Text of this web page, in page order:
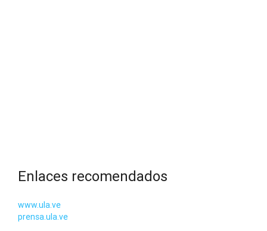
Enlaces recomendados
www.ula.ve
prensa.ula.ve